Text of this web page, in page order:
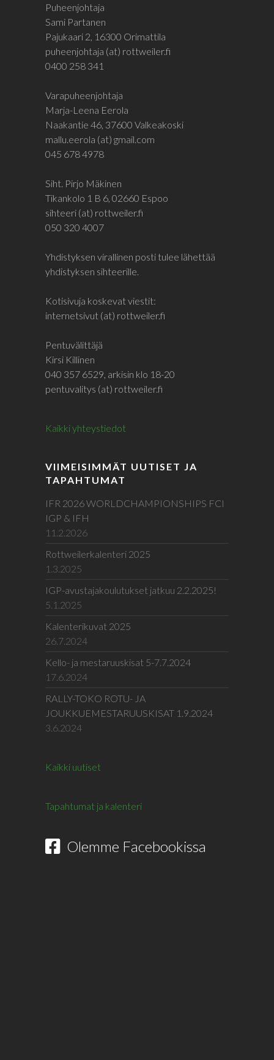
Puheenjohtaja
Sami Partanen
Pajukaari 2, 16300 Orimattila
puheenjohtaja (at) rottweiler.fi
0400 258 341
Varapuheenjohtaja
Marja-Leena Eerola
Naakantie 46, 37600 Valkeakoski
mallu.eerola (at) gmail.com
045 678 4978
Siht. Pirjo Mäkinen
Tikankolo 1 B 6, 02660 Espoo
sihteeri (at) rottweiler.fi
050 320 4007
Yhdistyksen virallinen posti tulee lähettää
yhdistyksen sihteerille.
Kotisivuja koskevat viestit:
internetsivut (at) rottweiler.fi
Pentuvälittäjä
Kirsi Killinen
040 357 6529, arkisin klo 18-20
pentuvalitys (at) rottweiler.fi
Kaikki yhteystiedot
VIIMEISIMMÄT UUTISET JA
TAPAHTUMAT
IFR 2026 WORLDCHAMPIONSHIPS FCI
IGP & IFH
11.2.2026
Rottweilerkalenteri 2025
1.3.2025
IGP-avustajakoulutukset jatkuu 2.2.2025!
5.1.2025
Kalenterikuvat 2025
26.7.2024
Kello- ja mestaruuskisat 5-7.7.2024
17.6.2024
RALLY-TOKO ROTU- JA
JOUKKUEMESTARUUSKISAT 1.9.2024
3.6.2024
Kaikki uutiset
Tapahtumat ja kalenteri
Olemme Facebookissa